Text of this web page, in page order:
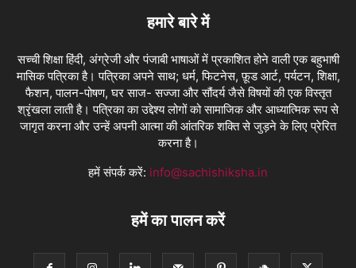
हमारे बारे में
सच्ची शिक्षा हिंदी, अंग्रेजी और पंजाबी भाषाओं में प्रकाशित होने वाली एक बहुभाषी
मासिक पत्रिका है। पत्रिका अपने साथ; धर्म, फिटनेस, फ़ूड आर्ट, पर्यटन, शिक्षा,
फैशन, पालन-पोषण, घर साज- सज्जा और सौंदर्य जैसे विषयों की एक विस्तृत
श्रृंखला लाती है। पत्रिका का उद्देश्य लोगों को सामाजिक और आध्यात्मिक रूप से
जागृत करना और उन्हें अपनी आत्मा की आंतरिक शक्ति से जुड़ने के लिए प्रेरित
करना है।
हमें संपर्क करें: info@sachishiksha.in
हमें का पालन करें